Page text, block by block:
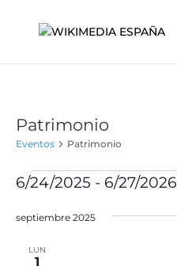
Patrimonio
Eventos Patrimonio
Eventos
6/24/2025 - 6/27/2026
la
septiembre 2025
LUN
1